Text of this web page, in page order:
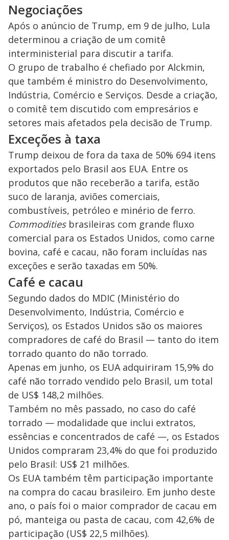
Negociações
Após o anúncio de Trump, em 9 de julho, Lula
determinou a criação de um comitê
interministerial para discutir a tarifa.
O grupo de trabalho é chefiado por Alckmin,
que também é ministro do Desenvolvimento,
Indústria, Comércio e Serviços. Desde a criação,
o comitê tem discutido com empresários e
setores mais afetados pela decisão de Trump.
Exceções à taxa
Trump deixou de fora da taxa de 50% 694 itens
exportados pelo Brasil aos EUA. Entre os
produtos que não receberão a tarifa, estão
suco de laranja, aviões comerciais,
combustíveis, petróleo e minério de ferro.
Commoditiesbrasileiras com grande fluxo
comercial para os Estados Unidos, como carne
bovina, café e cacau, não foram incluídas nas
exceções e serão taxadas em 50%.
Café e cacau
Segundo dados do MDIC (Ministério do
Desenvolvimento, Indústria, Comércio e
Serviços), os Estados Unidos são os maiores
compradores de café do Brasil — tanto do item
torrado quanto do não torrado.
Apenas em junho, os EUA adquiriram 15,9% do
café não torrado vendido pelo Brasil, um total
de US$ 148,2 milhões.
Também no mês passado, no caso do café
torrado — modalidade que inclui extratos,
essências e concentrados de café —, os Estados
Unidos compraram 23,4% do que foi produzido
pelo Brasil: US$ 21 milhões.
Os EUA também têm participação importante
na compra do cacau brasileiro. Em junho deste
ano, o país foi o maior comprador de cacau em
pó, manteiga ou pasta de cacau, com 42,6% de
participação (US$ 22,5 milhões).